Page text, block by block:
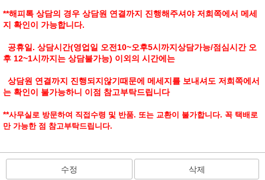
**해피 톡 상담의 경우 상담원 연결까지 진행해주셔야 저희쪽에서 메세
지 확인이 가능합니다.
공휴일. 상담시간(영업일 오전10~오후5시까지상담가능/점심시간 오
후 12~1시까지는 상담불가능) 이외의 시간에는
상담원 연결까지 진행되지않기때문에 메세지를 보내셔도 저희쪽에서
는 확인이 불가능하니 이점 참고부탁드립니다
**사무실로 방문하여 직접수령 및 반품. 또는 교환이 불가합니다. 꼭 택배로
만 가능한 점 참고부탁드립니다.
수정 삭제